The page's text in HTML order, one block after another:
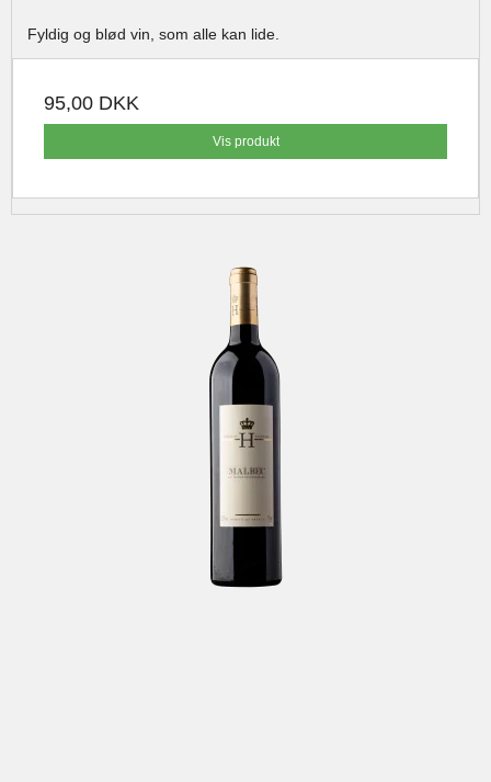
Fyldig og blød vin, som alle kan lide.
95,00 DKK
Vis produkt